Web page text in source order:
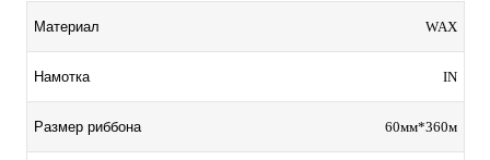
Материал WAX
Намотка IN
Размер риббона 60мм*360м